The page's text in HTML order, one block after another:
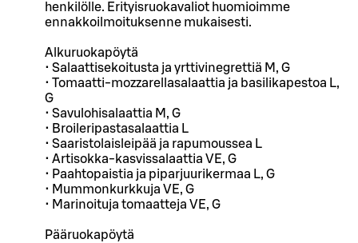
henkilölle. Erityisruokavaliot huomioimme
ennakkoilmoituksenne mukaisesti.
Alkuruokapöytä
• Salaattisekoitusta ja yrttivinegrettiä M, G
• Tomaatti-mozzarellasalaattia ja basilikapestoa L,
G
• Savulohisalaattia M, G
• Broileripastasalaattia L
• Saaristolaisleipää ja rapumoussea L
• Artisokka-kasvissalaattia VE, G
• Paahtopaistia ja piparjuurikermaa L, G
• Mummonkurkkuja VE, G
• Marinoituja tomaatteja VE, G
Pääruokapöytä